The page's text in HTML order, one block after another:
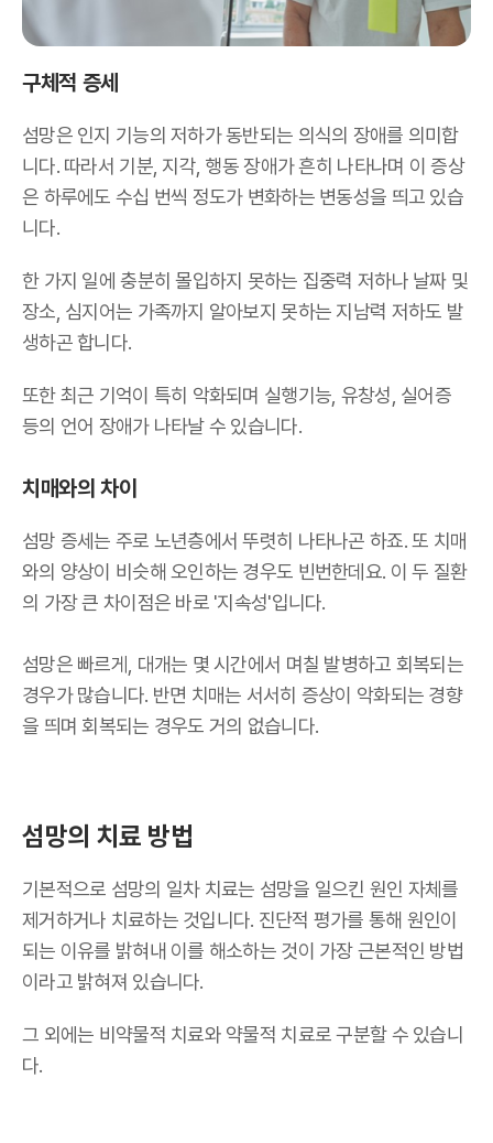
구체적 증세
섬망은 인지 기능의 저하가 동반되는 의식의 장애를 의미합
니다. 따라서 기분, 지각, 행동 장애가 흔히 나타나며 이 증상
은 하루에도 수십 번씩 정도가 변화하는 변동성을 띄고 있습
니다.
한 가지 일에 충분히 몰입하지 못하는 집중력 저하나 날짜 및
장소, 심지어는 가족까지 알아보지 못하는 지남력 저하도 발
생하곤 합니다.
또한 최근 기억이 특히 악화되며 실행기능, 유창성, 실어증
등의 언어 장애가 나타날 수 있습니다.
치매와의 차이
섬망 증세는 주로 노년층에서 뚜렷히 나타나곤 하죠. 또 치매
와의 양상이 비슷해 오인하는 경우도 빈번한데요. 이 두 질환
의 가장 큰 차이점은 바로 '지속성'입니다.
섬망은 빠르게, 대개는 몇 시간에서 며칠 발병하고 회복되는
경우가 많습니다. 반면 치매는 서서히 증상이 악화되는 경향
을 띄며 회복되는 경우도 거의 없습니다.
섬망의 치료 방법
기본적으로 섬망의 일차 치료는 섬망을 일으킨 원인 자체를
제거하거나 치료하는 것입니다. 진단적 평가를 통해 원인이
되는 이유를 밝혀내 이를 해소하는 것이 가장 근본적인 방법
이라고 밝혀져 있습니다.
그 외에는 비약물적 치료와 약물적 치료로 구분할 수 있습니
다.